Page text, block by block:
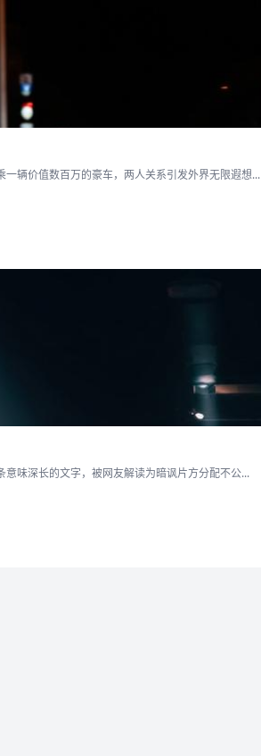
辆价值数百万的豪车，两人关系引发外界无限遐想...
味深长的文字，被网友解读为暗讽片方分配不公...